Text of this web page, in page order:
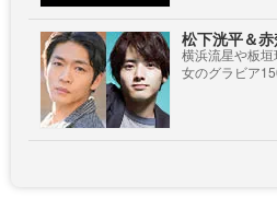
松下洸平＆
横浜流星や板
女のグラビア